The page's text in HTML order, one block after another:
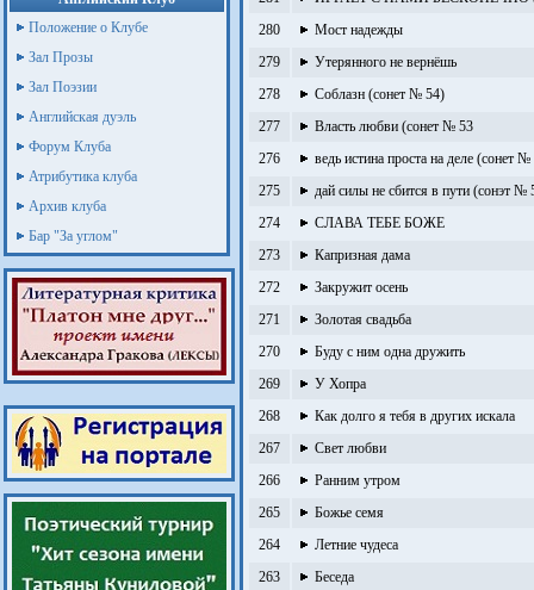
Положение о Клубе
Зал Прозы
Зал Поэзии
Английская дуэль
Форум Клуба
Атрибутика клуба
Архив клуба
Бар "За углом"
280
Мост надежды
279
Утерянного не вернёшь
278
Соблазн (сонет № 54)
277
Власть любви (сонет № 53
276
ведь истина проста на деле (сонет
275
дай силы не сбится в пути (сонэт №
274
СЛАВА ТЕБЕ БОЖЕ
273
Капризная дама
272
Закружит осень
271
Золотая свадьба
270
Буду с ним одна дружить
269
У Хопра
268
Как долго я тебя в других искала
267
Свет любви
266
Ранним утром
265
Божье семя
264
Летние чудеса
263
Беседа